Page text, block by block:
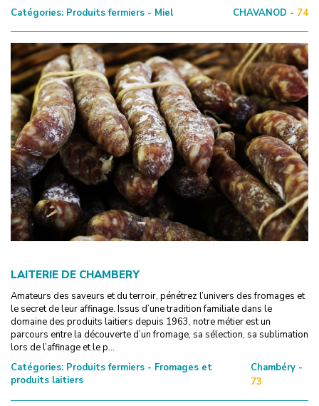
Catégories: Produits fermiers - Miel CHAVANOD - 74
LAITERIE DE CHAMBERY
Amateurs des saveurs et du terroir, pénétrez l’univers des fromages et
le secret de leur affinage. Issus d’une tradition familiale dans le
domaine des produits laitiers depuis 1963, notre métier est un
parcours entre la découverte d’un fromage, sa sélection, sa sublimation
lors de l’affinage et le p...
Catégories: Produits fermiers - Fromages et
produits laitiers
Chambéry -
73